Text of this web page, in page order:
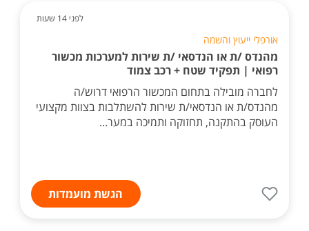
לפני 14 שעות
אורפלי ייעוץ והשמה
מהנדס /ת או הנדסאי /ת שירות למערכות מכשור
רפואי | תפקיד שטח + רכב צמוד
לחברה מובילה בתחום המכשור הרפואי דרוש/ה
מהנדס/ת או הנדסאי/ת שירות להשתלבות בצוות מקצועי
העוסק בהתקנה, תחזוקה ותמיכה במער...
הגשת מועמדות